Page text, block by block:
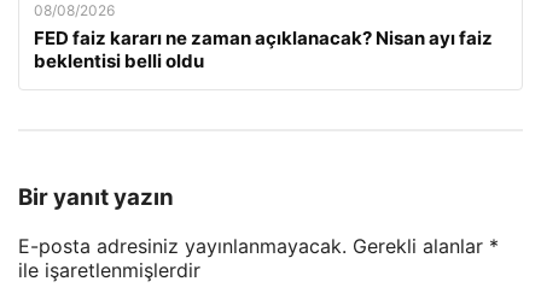
08/08/2026
FED faiz kararı ne zaman açıklanacak? Nisan ayı faiz
beklentisi belli oldu
Bir yanıt yazın
E-posta adresiniz yayınlanmayacak. Gerekli alanlar *
ile işaretlenmişlerdir